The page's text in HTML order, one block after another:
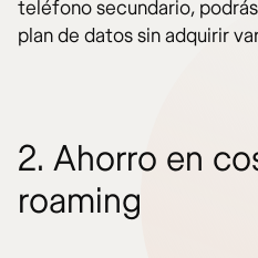
teléfono secundario,
plan de datos sin adquirir
2. Ahorro en
roaming